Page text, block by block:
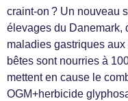
craint-on ? Un nouveau
élevages du Danemark,
maladies gastriques
bêtes sont nourries à
mettent en cause le
OGM+herbicide